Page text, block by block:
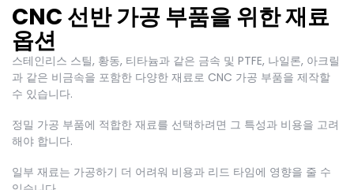
CNC 선반 가공 부품을 위한 재료
옵션
스테인리스 스틸, 황동, 티타늄과 같은 금속 및 PTFE, 나일론, 아크릴
과 같은 비금속을 포함한 다양한 재료로 CNC 가공 부품을 제작할
수 있습니다.
정밀 가공 부품에 적합한 재료를 선택하려면 그 특성과 비용을 고려
해야 합니다.
일부 재료는 가공하기 더 어려워 비용과 리드 타임에 영향을 줄 수